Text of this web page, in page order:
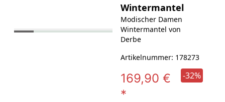
Wintermantel
Modischer Damen
Wintermantel von
Derbe
Artikelnummer: 178273
169,90 €
*
-32%